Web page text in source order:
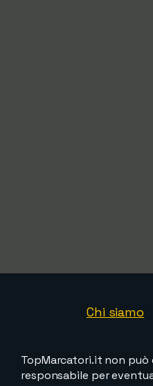
Chi siamo
TopMarcatori.it non può
responsabile per